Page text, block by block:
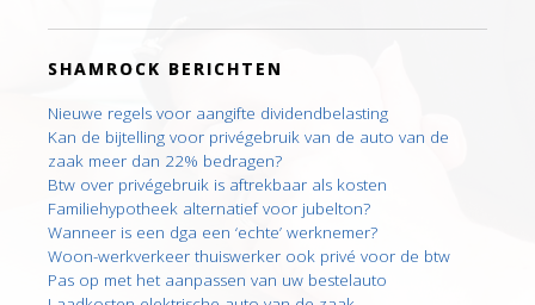
SHAMROCK BERICHTEN
Nieuwe regels voor aangifte dividendbelasting
Kan de bijtelling voor privégebruik van de auto van de
zaak meer dan 22% bedragen?
Btw over privégebruik is aftrekbaar als kosten
Familiehypotheek alternatief voor jubelton?
Wanneer is een dga een ‘echte’ werknemer?
Woon-werkverkeer thuiswerker ook privé voor de btw
Pas op met het aanpassen van uw bestelauto